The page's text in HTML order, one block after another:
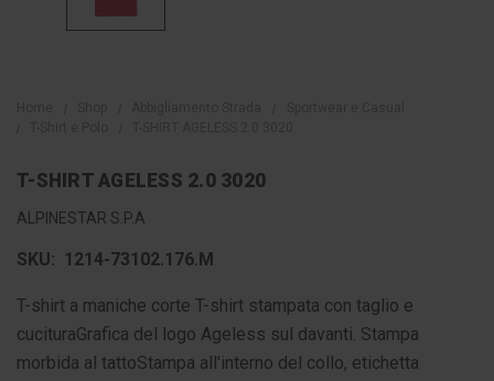
T-SHIRT AGELESS 2.0 3020
ALPINESTAR S.P.A
SKU: 1214-73102.176.M
T-shirt a maniche corte T-shirt stampata con taglio e
cucituraGrafica del logo Ageless sul davanti. Stampa
morbida al tattoStampa all'interno del collo, etichetta